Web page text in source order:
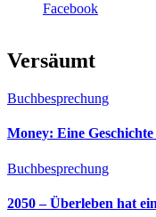
Facebook
Versäumt
Buchbesprechung
Money: Eine
Buchbesprechung
2050 – Überleben hat